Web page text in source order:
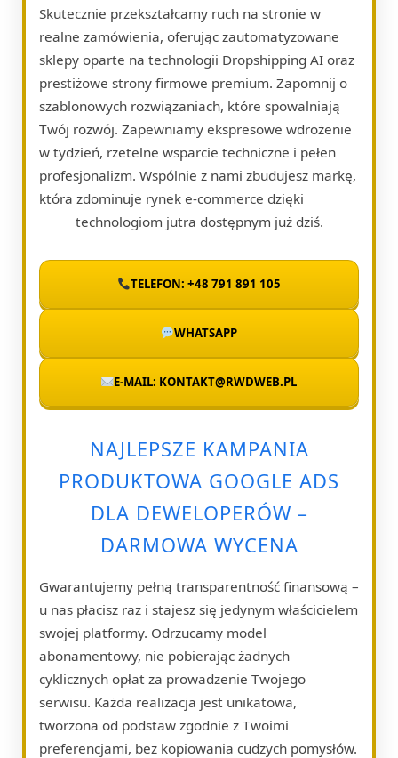
Skutecznie przekształcamy ruch na stronie w
realne zamówienia, oferując zautomatyzowane
sklepy oparte na technologii Dropshipping AI oraz
prestiżowe strony firmowe premium. Zapomnij o
szablonowych rozwiązaniach, które spowalniają
Twój rozwój. Zapewniamy ekspresowe wdrożenie
w tydzień, rzetelne wsparcie techniczne i pełen
profesjonalizm. Wspólnie z nami zbudujesz markę,
która zdominuje rynek e-commerce dzięki
technologiom jutra dostępnym już dziś.
TELEFON: +48 791 891 105
WHATSAPP
E-MAIL: KONTAKT@RWDWEB.PL
NAJLEPSZE KAMPANIA
PRODUKTOWA GOOGLE ADS
DLA DEWELOPERÓW –
DARMOWA WYCENA
Gwarantujemy pełną transparentność finansową –
u nas płacisz raz i stajesz się jedynym właścicielem
swojej platformy. Odrzucamy model
abonamentowy, nie pobierając żadnych
cyklicznych opłat za prowadzenie Twojego
serwisu. Każda realizacja jest unikatowa,
tworzona od podstaw zgodnie z Twoimi
preferencjami, bez kopiowania cudzych pomysłów.